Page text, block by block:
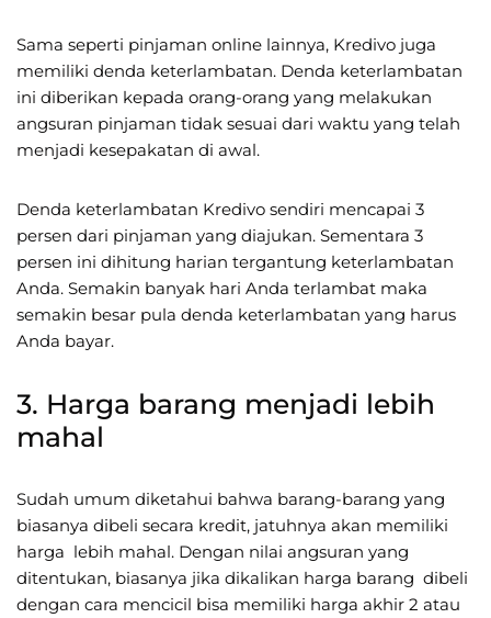
Sama seperti pinjaman online lainnya, Kredivo juga
memiliki denda keterlambatan. Denda keterlambatan
ini diberikan kepada orang-orang yang melakukan
angsuran pinjaman tidak sesuai dari waktu yang telah
menjadi kesepakatan di awal.
Denda keterlambatan Kredivo sendiri mencapai 3
persen dari pinjaman yang diajukan. Sementara 3
persen ini dihitung harian tergantung keterlambatan
Anda. Semakin banyak hari Anda terlambat maka
semakin besar pula denda keterlambatan yang harus
Anda bayar.
3. Harga barang menjadi lebih
mahal
Sudah umum diketahui bahwa barang-barang yang
biasanya dibeli secara kredit, jatuhnya akan memiliki
harga lebih mahal. Dengan nilai angsuran yang
ditentukan, biasanya jika dikalikan harga barang dibeli
dengan cara mencicil bisa memiliki harga akhir 2 atau